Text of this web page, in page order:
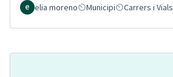
elia moreno
Municipi Carrers i Vials